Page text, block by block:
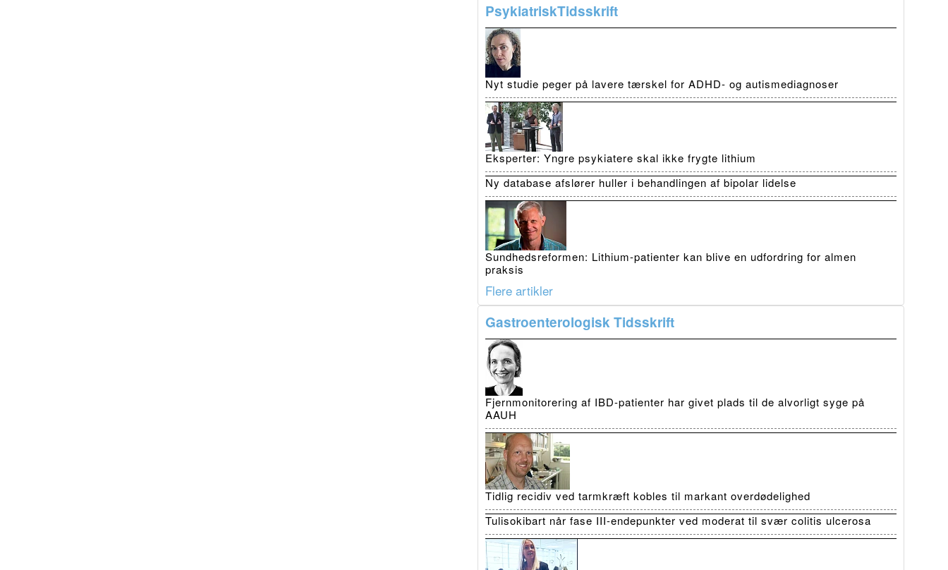
PsykiatriskTidsskrift
Nyt studie peger på lavere tærskel for ADHD- og autismediagnoser
Eksperter: Yngre psykiatere skal ikke frygte lithium
Ny database afslører huller i behandlingen af bipolar lidelse
Sundhedsreformen: Lithium-patienter kan blive en udfordring for almen
praksis
Flere artikler
Gastroenterologisk Tidsskrift
Fjernmonitorering af IBD-patienter har givet plads til de alvorligt syge på
AAUH
Tidlig recidiv ved tarmkræft kobles til markant overdødelighed
Tulisokibart når fase III-endepunkter ved moderat til svær colitis ulcerosa